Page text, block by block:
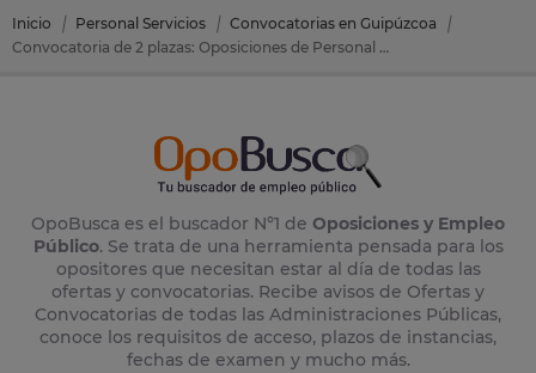
Inicio Personal Servicios
Convocatorias en Guipúzcoa
Convocatoria de 2 plazas: Oposiciones de Personal Servicios en Errenteria (Guipúzcoa)
OpoBusca es el buscador Nº1 de Oposiciones y Empleo
Público. Se trata de una herramienta pensada para los
opositores que necesitan estar al día de todas las
ofertas y convocatorias. Recibe avisos de Ofertas y
Convocatorias de todas las Administraciones Públicas,
conoce los requisitos de acceso, plazos de instancias,
fechas de examen y mucho más.